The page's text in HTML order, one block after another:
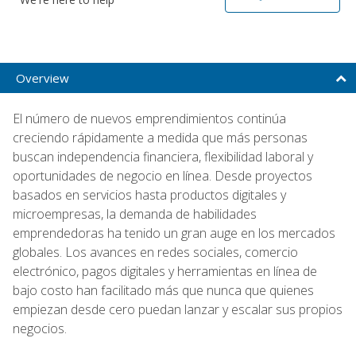
Overview
El número de nuevos emprendimientos continúa
creciendo rápidamente a medida que más personas
buscan independencia financiera, flexibilidad laboral y
oportunidades de negocio en línea. Desde proyectos
basados en servicios hasta productos digitales y
microempresas, la demanda de habilidades
emprendedoras ha tenido un gran auge en los mercados
globales. Los avances en redes sociales, comercio
electrónico, pagos digitales y herramientas en línea de
bajo costo han facilitado más que nunca que quienes
empiezan desde cero puedan lanzar y escalar sus propios
negocios.